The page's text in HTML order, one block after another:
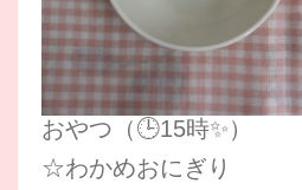
おやつ（🕒15時✨）
☆わかめおにぎり